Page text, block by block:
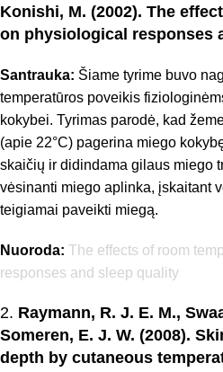
Konishi, M. (2002). The
on physiological responses
Santrauka: Šiame tyrime buvo
temperatūros poveikis
kokybei. Tyrimas parodė, kad
(apie 22°C) pagerina miego
skaičių ir didindama gilaus miego
vėsinanti miego aplinka, įskaitant
teigiamai paveikti miegą.
Nuoroda:
The effects of room
responses and sleep quality
2. Raymann, R. J. E. M.,
Someren, E. J. W. (2008).
depth by cutaneous